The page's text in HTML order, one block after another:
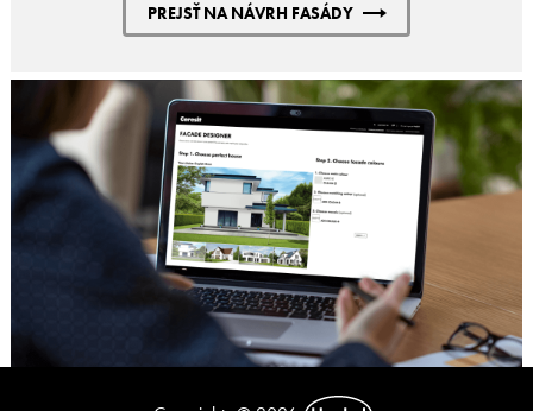
PREJSŤ NA NÁVRH FASÁDY